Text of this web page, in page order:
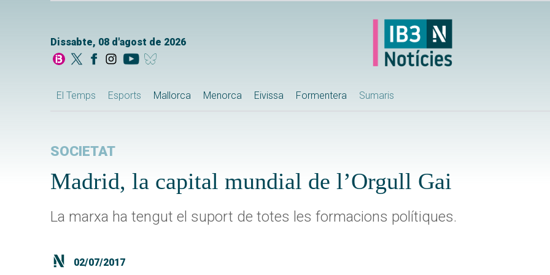
Dissabte, 08 d'agost de 2026
El Temps Esports Mallorca Menorca Eivissa Formentera Sumaris
SOCIETAT
Madrid, la capital mundial de l’Orgull Gai
La marxa ha tengut el suport de totes les formacions polítiques.
02/07/2017